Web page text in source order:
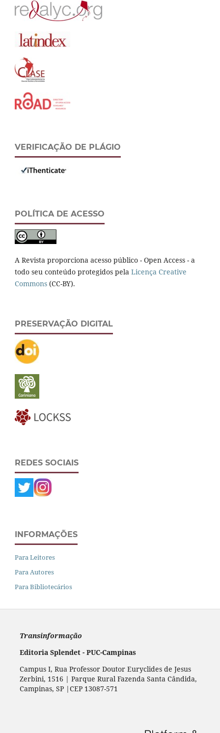
VERIFICAÇÃO DE PLÁGIO
POLÍTICA DE ACESSO
A Revista proporciona acesso público - Open Access - a
todo seu conteúdo protegidos pela Licença Creative
Commons (CC-BY).
PRESERVAÇÃO DIGITAL
REDES SOCIAIS
INFORMAÇÕES
Para Leitores
Para Autores
Para Bibliotecários
Transinformação
Editoria Splendet - PUC-Campinas
Campus I, Rua Professor Doutor Euryclides de Jesus
Zerbini, 1516 | Parque Rural Fazenda Santa Cândida,
Campinas, SP |CEP 13087-571